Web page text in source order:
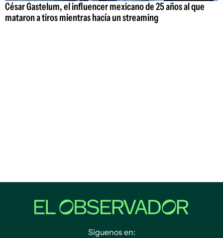
César Gastelum, el influencer mexicano de 25 años al que
mataron a tiros mientras hacía un streaming
Siguenos en: